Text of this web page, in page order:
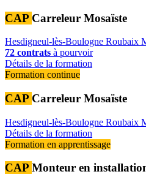
CAP Carreleur Mosaïste
Hesdigneul-lès-Boulogne Roubaix
72 contrats à pourvoir
Détails de la formation
Formation continue
CAP Carreleur Mosaïste
Hesdigneul-lès-Boulogne Roubaix
Détails de la formation
Formation en apprentissage
CAP Monteur en